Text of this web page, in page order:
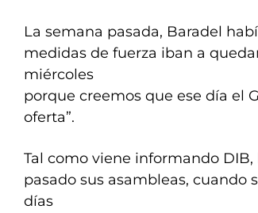
La semana pasada, Baradel
medidas de fuerza iban a
miércoles
porque creemos que ese día el
oferta”.
Tal como viene informando
pasado sus asambleas, cuando
días